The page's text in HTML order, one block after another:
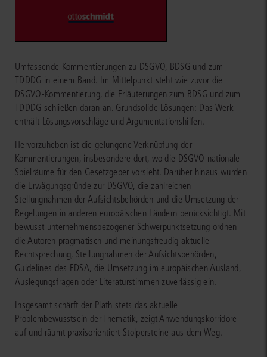
Umfassende Kommentierungen zu DSGVO, BDSG und zum
TDDDG in einem Band. Im Mittelpunkt steht wie zuvor die
DSGVO-Kommentierung, die Erläuterungen zum BDSG und zum
TDDDG schließen daran an. Grundsolide Lösungen: Das Werk
enthält Lösungsvorschläge und Argumentationshilfen.
Hervorzuheben ist die gelungene Verknüpfung der
Kommentierungen, insbesondere dort, wo die DSGVO nationale
Spielräume für den Gesetzgeber vorsieht. Darüber hinaus wurden
die Erwägungsgründe zur DSGVO, die zahlreichen
Stellungnahmen der Aufsichtsbehörden und die Umsetzung der
Regelungen in anderen europäischen Ländern berücksichtigt. Mit
bewusst unternehmensbezogener Schwerpunktsetzung ordnen
die Autoren pragmatisch und meinungsfreudig aktuelle
Rechtsprechung, Stellungnahmen der Aufsichtsbehörden,
Guidelines des EDSA, die Umsetzung im europäischen Ausland,
Auslegungsfragen oder Literaturstimmen zuverlässig ein.
Insgesamt schärft der Plath stets das aktuelle
Problembewusstsein der Thematik, zeigt Anwendungskorridore
auf und räumt praxisorientiert Stolpersteine aus dem Weg.